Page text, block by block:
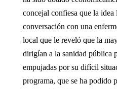
concejal confiesa que la idea
conversación con una
local que le reveló que la
dirigían a la sanidad pública
empujadas por su difícil
programa, que se ha podido